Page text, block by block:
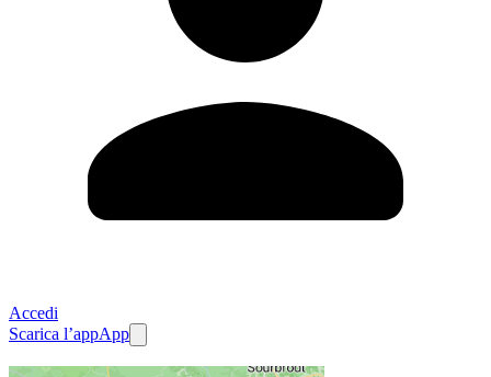
Accedi
Scarica l’appApp